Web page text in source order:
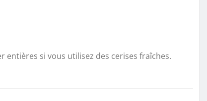
entières si vous utilisez des cerises fraîches.